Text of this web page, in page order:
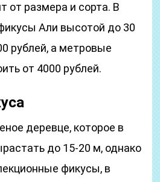
от размера и сорта. В
Али высотой до 30
рублей, а метровые
от 4000 рублей.
деревце, которое в
до 15-20 м, однако
фикусы, в